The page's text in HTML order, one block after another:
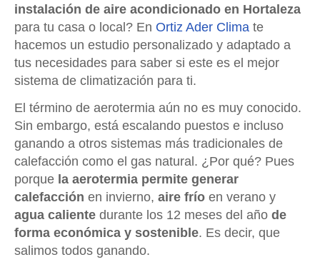
instalación de aire acondicionado en Hortaleza
para tu casa o local? En Ortiz Ader Clima te
hacemos un estudio personalizado y adaptado a
tus necesidades para saber si este es el mejor
sistema de climatización para ti.
El término de aerotermia aún no es muy conocido.
Sin embargo, está escalando puestos e incluso
ganando a otros sistemas más tradicionales de
calefacción como el gas natural. ¿Por qué? Pues
porque la aerotermia permite generar
calefacción en invierno, aire frío en verano y
agua caliente durante los 12 meses del año de
forma económica y sostenible. Es decir, que
salimos todos ganando.